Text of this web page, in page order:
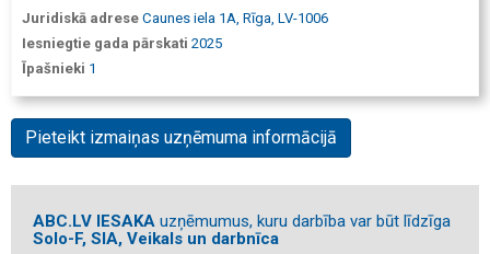
Juridiskā adrese Caunes iela 1A, Rīga, LV-1006
Iesniegtie gada pārskati 2025
Īpašnieki 1
Pieteikt izmaiņas uzņēmuma informācijā
ABC.LV IESAKA uzņēmumus, kuru darbība var būt līdzīga
Solo-F, SIA, Veikals un darbnīca